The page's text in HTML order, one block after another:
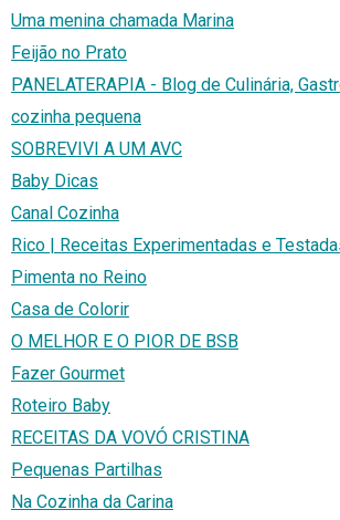
Uma menina chamada Marina
Feijão no Prato
PANELATERAPIA - Blog de Culinária,
cozinha pequena
SOBREVIVI A UM AVC
Baby Dicas
Canal Cozinha
Rico | Receitas Experimentadas e
Pimenta no Reino
Casa de Colorir
O MELHOR E O PIOR DE BSB
Fazer Gourmet
Roteiro Baby
RECEITAS DA VOVÓ CRISTINA
Pequenas Partilhas
Na Cozinha da Carina